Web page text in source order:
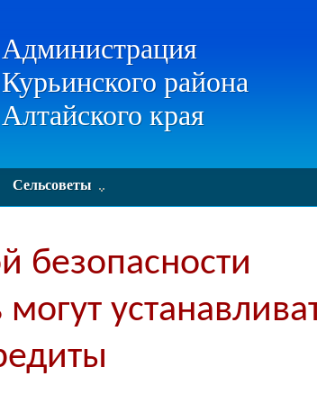
Администрация
Курьинского района
Алтайского края
Сельсоветы
безопасности